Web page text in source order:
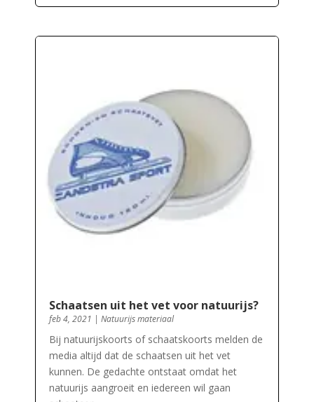
Schaatsen uit het vet voor natuurijs?
feb 4, 2021 | Natuurijs materiaal
Bij natuurijskoorts of schaatskoorts melden de
media altijd dat de schaatsen uit het vet
kunnen. De gedachte ontstaat omdat het
natuurijs aangroeit en iedereen wil gaan